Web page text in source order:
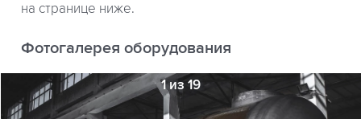
на странице ниже.
Фотогалерея оборудования
1 из 19